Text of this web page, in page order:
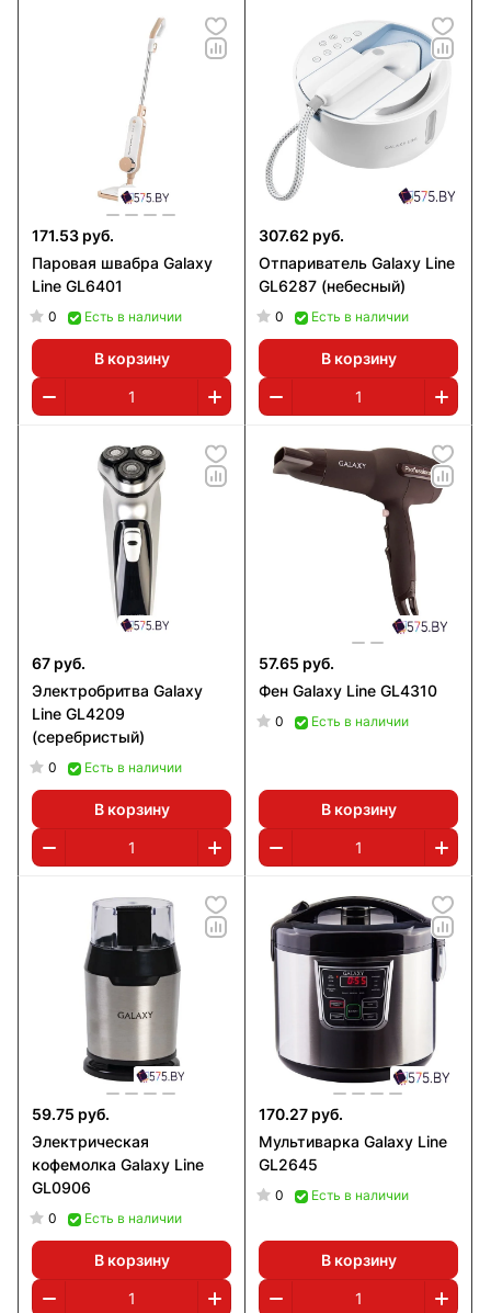
171.53 руб.
Паровая швабра Galaxy
Line GL6401
0 Есть в наличии
В корзину
307.62 руб.
Отпариватель Galaxy Line
GL6287 (небесный)
0 Есть в наличии
В корзину
67 руб.
Электробритва Galaxy
Line GL4209
(серебристый)
0 Есть в наличии
В корзину
57.65 руб.
Фен Galaxy Line GL4310
0 Есть в наличии
В корзину
59.75 руб.
Электрическая
кофемолка Galaxy Line
GL0906
0 Есть в наличии
В корзину
170.27 руб.
Мультиварка Galaxy Line
GL2645
0 Есть в наличии
В корзину